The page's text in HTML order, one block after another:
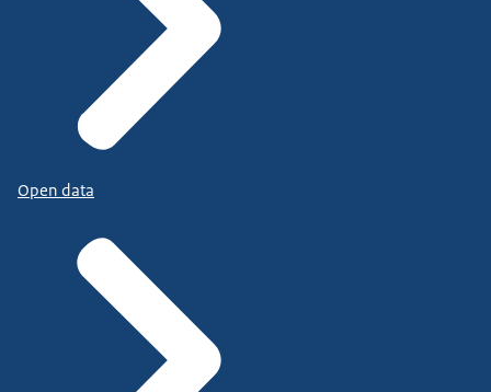
Open data